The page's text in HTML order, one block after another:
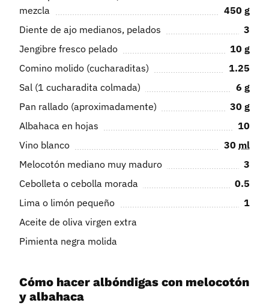
mezcla
450 g
Diente de ajo medianos, pelados
3
Jengibre fresco pelado
10 g
Comino molido (cucharaditas)
1.25
Sal (1 cucharadita colmada)
6 g
Pan rallado (aproximadamente)
30 g
Albahaca en hojas
10
Vino blanco
30 ml
Melocotón mediano muy maduro
3
Cebolleta o cebolla morada
0.5
Lima o limón pequeño
1
Aceite de oliva virgen extra
Pimienta negra molida
Cómo hacer albóndigas con melocotón
y albahaca